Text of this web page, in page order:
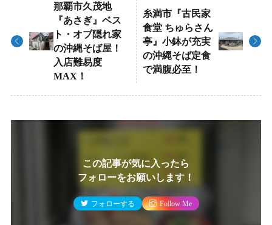
那覇市久茂地
『あさぎ』ベス
ト・オブ隠れ家
の沖縄そば屋！
入店難易度
MAX！
糸満市『古民家
食堂 ちゅらさん
亭』小鉢が充実
の沖縄そば定食
で満腹必至！
この記事が気に入ったら
フォローをお願いします！
フォローする Follow Me